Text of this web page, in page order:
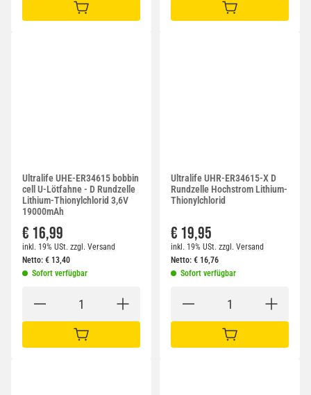
IN DEN WARENKORB IN DEN WARENKORB
Ultralife UHE-ER34615 bobbin
cell U-Lötfahne - D Rundzelle
Lithium-Thionylchlorid 3,6V
19000mAh
€ 16,99
inkl. 19% USt. zzgl. Versand
Netto: € 13,40
Sofort verfügbar
IN DEN WARENKORB
Ultralife UHR-ER34615-X D
Rundzelle Hochstrom Lithium-
Thionylchlorid
€ 19,95
inkl. 19% USt. zzgl. Versand
Netto: € 16,76
Sofort verfügbar
IN DEN WARENKORB